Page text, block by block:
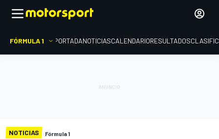
FÓRMULA 1 PORTADANOTICIASCALENDARIORESULTADOS
NOTICIAS Fórmula 1